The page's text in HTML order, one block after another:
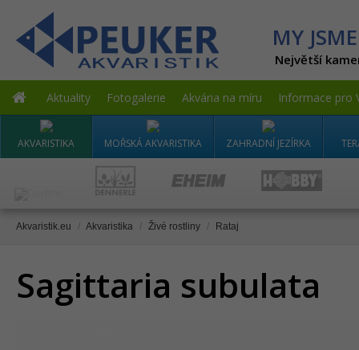
MY
Největší
Aktuality Fotogalerie Akvária na míru Informace pro
AKVARISTIKA MOŘSKÁ AKVARISTIKA ZAHRADNÍ JEZÍRKA
Akvaristik.eu / Akvaristika / Živé rostliny / Rataj
Sagittaria subulata